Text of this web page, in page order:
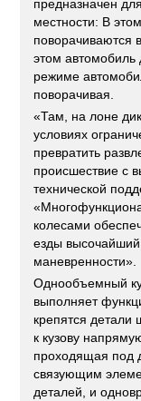
предназначен
местности: В
поворачиваются
этом автомобиль
режиме
поворачивая.
«Там, на лоне
условиях
превратить
происшествие с
технической
колесами
езды
маневренности».
Однообъемный
выполняет
крепятся детали
к кузову
проходящая под
связующим
деталей, и